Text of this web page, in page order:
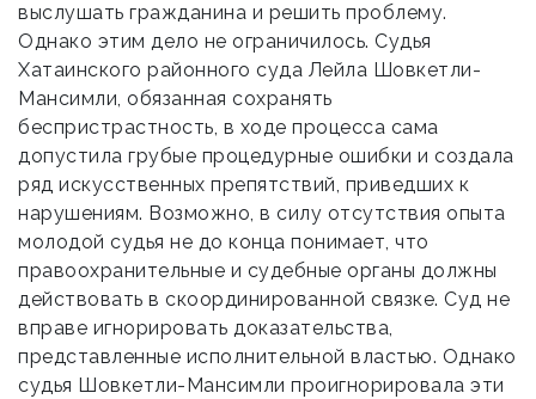
выслушать гражданина и решить проблему.
Однако этим дело не ограничилось. Судья
Хатаинского районного суда Лейла Шовкетли-
Мансимли, обязанная сохранять
беспристрастность, в ходе процесса сама
допустила грубые процедурные ошибки и создала
ряд искусственных препятствий, приведших к
нарушениям. Возможно, в силу отсутствия опыта
молодой судья не до конца понимает, что
правоохранительные и судебные органы должны
действовать в скоординированной связке. Суд не
вправе игнорировать доказательства,
представленные исполнительной властью. Однако
судья Шовкетли-Мансимли проигнорировала эти